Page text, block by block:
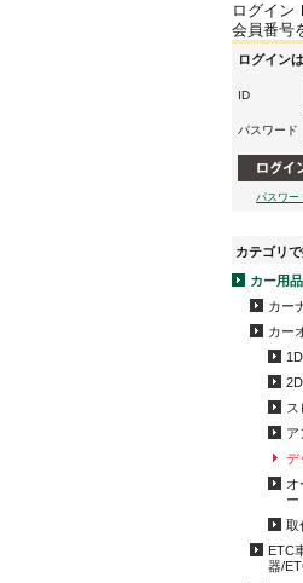
ログイン
会員番号
ログイン
ID
パスワード
パスワー
カテゴリ
カー用
カー
カー
ス
ア
デ
オ
ー
取
ETC
器/